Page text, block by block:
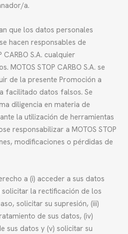
a.
que los datos personales
hacen responsables de
CARBO S.A. cualquier
MOTOS STOP CARBO S.A. se
de la presente Promoción a
facilitado datos falsos. Se
diligencia en materia de
la utilización de herramientas
responsabilizar a MOTOS STOP
modificaciones o pérdidas de
a (i) acceder a sus datos
la rectificación de los
solicitar su supresión, (iii)
de sus datos, (iv)
sus datos y (v) solicitar su